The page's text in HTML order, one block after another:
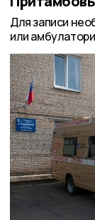
Для записи
или